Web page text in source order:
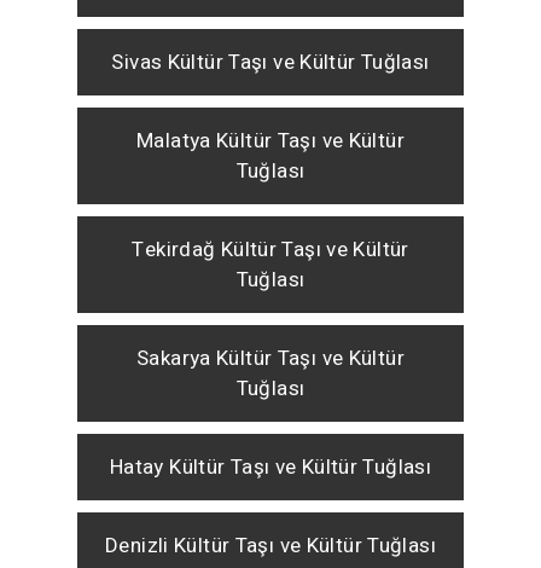
Sivas Kültür Taşı ve Kültür Tuğlası
Malatya Kültür Taşı ve Kültür
Tuğlası
Tekirdağ Kültür Taşı ve Kültür
Tuğlası
Sakarya Kültür Taşı ve Kültür
Tuğlası
Hatay Kültür Taşı ve Kültür Tuğlası
Denizli Kültür Taşı ve Kültür Tuğlası